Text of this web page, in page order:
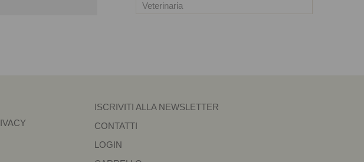
Veterinaria
ISCRIVITI ALLA NEWSLETTER
CONTATTI
LOGIN